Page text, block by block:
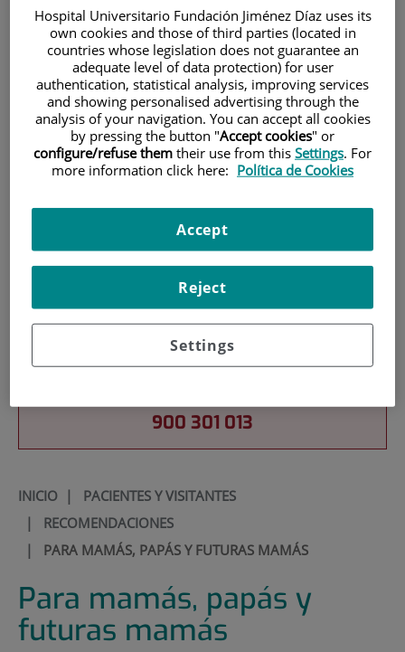
Investigación
Docencia
900 301 013
INICIO| PACIENTES Y VISITANTES
| RECOMENDACIONES
| PARA MAMÁS, PAPÁS Y FUTURAS MAMÁS
Para mamás, papás y
futuras mamás
Hospital Universitario Fundación Jiménez Díaz uses its
own cookies and those of third parties (located in
countries whose legislation does not guarantee an
adequate level of data protection) for user
authentication, statistical analysis, improving services
and showing personalised advertising through the
analysis of your navigation. You can accept all cookies
by pressing the button "Accept cookies" or
configure/refuse them their use from this Settings. For
more information click here: Política de Cookies
Settings
Reject
Accept